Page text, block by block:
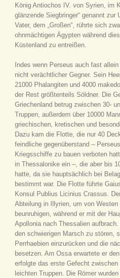
König Antiochos IV. von Syrien, im
glänzende Siegbringer“ genannt zur
Vater, dem „Großen“, rührte sich
ohnmächtigen Ägypten während
Küstenland zu entreißen.
Indes wenn Perseus auch fast
nicht verächtlicher Gegner. Sein
21000 Phalangiten und 4000
der Rest größtenteils Söldner. Die
Griechenland betrug zwischen 30-
Truppen, außerdem über 10000
griechischen, kretischen und
Dazu kam die Flotte, die nur 40
feindliche gegenüberstand –
Kriegsschiffe zu bauen verboten
in Thessalonike ein –, die aber bis
hatte, da sie hauptsächlich bei
bestimmt war. Die Flotte führte
Konsul Publius Licinius Crassus.
Abteilung in Illyrien, um von
beunruhigen, während er mit der
Apollonia nach Thessalien
den schwierigen Marsch zu stören,
Perrhaebien einzurücken und die
besetzen. Am Ossa erwartete er
erfolgte das erste Gefecht
leichten Truppen. Die Römer